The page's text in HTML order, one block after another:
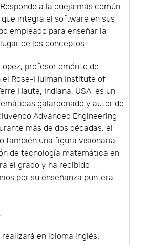
a la queja más común
integra el software en sus
empleado para enseñar la
de los conceptos.
profesor emérito de
el Rose-Hulman Institute of
Haute, Indiana, USA, es un
galardonado y autor de
Advanced Engineering
más de dos décadas, el
también una figura visionaria
de tecnología matemática en
el grado y ha recibido
por su enseñanza puntera.
en idioma inglés.